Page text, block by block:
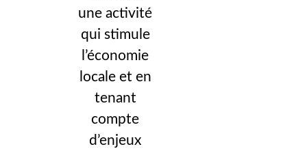
une activité
qui stimule
l’économie
locale et en
tenant
compte
d’enjeux